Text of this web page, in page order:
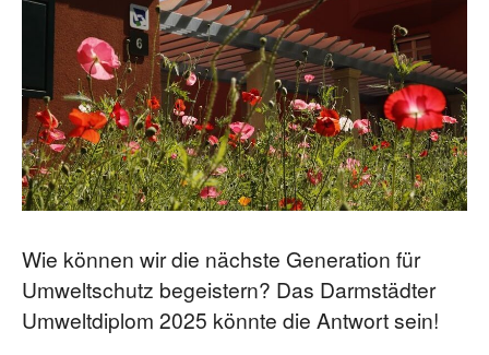
Wie können wir die nächste Generation für
Umweltschutz begeistern? Das Darmstädter
Umweltdiplom 2025 könnte die Antwort sein!